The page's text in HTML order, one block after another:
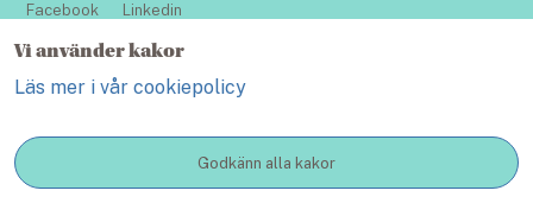
Vi använder kakor
Läs mer i vår cookiepolicy
Godkänn alla kakor
Facebook Linkedin